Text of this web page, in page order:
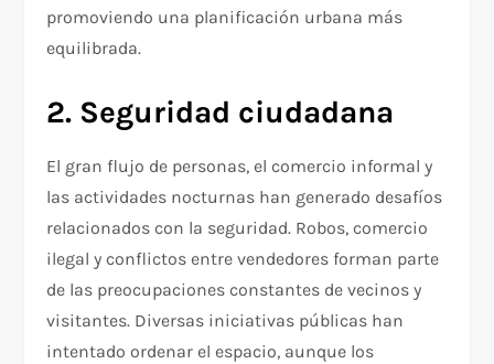
promoviendo una planificación urbana más
equilibrada.
2. Seguridad ciudadana
El gran flujo de personas, el comercio informal y
las actividades nocturnas han generado desafíos
relacionados con la seguridad. Robos, comercio
ilegal y conflictos entre vendedores forman parte
de las preocupaciones constantes de vecinos y
visitantes. Diversas iniciativas públicas han
intentado ordenar el espacio, aunque los